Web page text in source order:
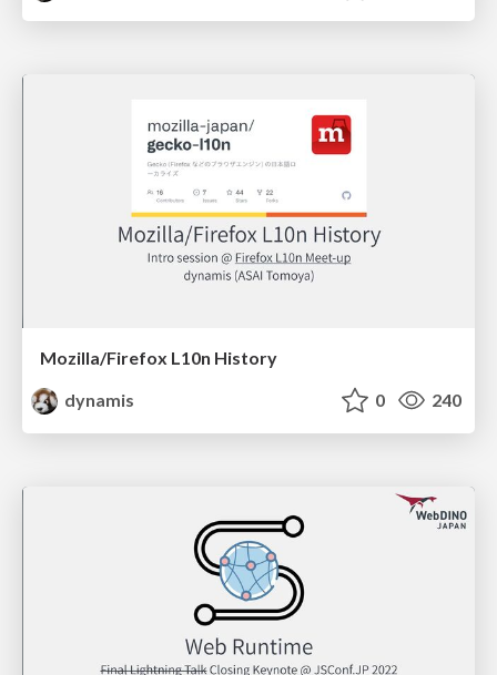
Mozilla/Firefox L10n History
dynamis
0 240